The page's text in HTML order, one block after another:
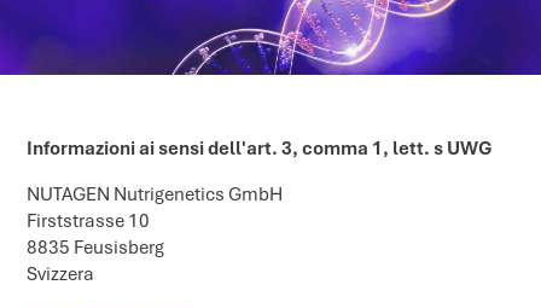
Informazioni ai sensi dell'art. 3, comma 1, lett. s UWG
NUTAGEN Nutrigenetics GmbH
Firststrasse 10
8835 Feusisberg
Svizzera